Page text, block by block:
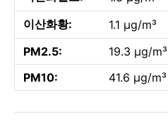
이산화황:
1.1 µg/m³
PM2.5:
19.3 µg/m³
PM10:
41.6 µg/m³